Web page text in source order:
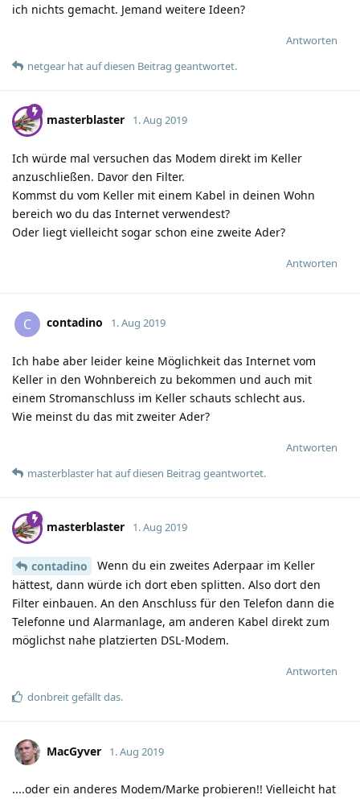
ich nichts gemacht. Jemand weitere Ideen?
Antworten
netgear hatauf diesen Beitrag geantwortet.
masterblaster 1. Aug 2019
Ich würde mal versuchen das Modem direkt im Keller
anzuschließen. Davor den Filter.
Kommst du vom Keller mit einem Kabel in deinen Wohn
bereich wo du das Internet verwendest?
Oder liegt vielleicht sogar schon eine zweite Ader?
Antworten
C contadino 1. Aug 2019
Ich habe aber leider keine Möglichkeit das Internet vom
Keller in den Wohnbereich zu bekommen und auch mit
einem Stromanschluss im Keller schauts schlecht aus.
Wie meinst du das mit zweiter Ader?
Antworten
masterblaster hatauf diesen Beitrag geantwortet.
masterblaster 1. Aug 2019
contadino
Wenn du ein zweites Aderpaar im Keller
hättest, dann würde ich dort eben splitten. Also dort den
Filter einbauen. An den Anschluss für den Telefon dann die
Telefonne und Alarmanlage, am anderen Kabel direkt zum
möglichst nahe platzierten DSL-Modem.
Antworten
donbreitgefällt das.
MacGyver 1. Aug 2019
....oder ein anderes Modem/Marke probieren!! Vielleicht hat